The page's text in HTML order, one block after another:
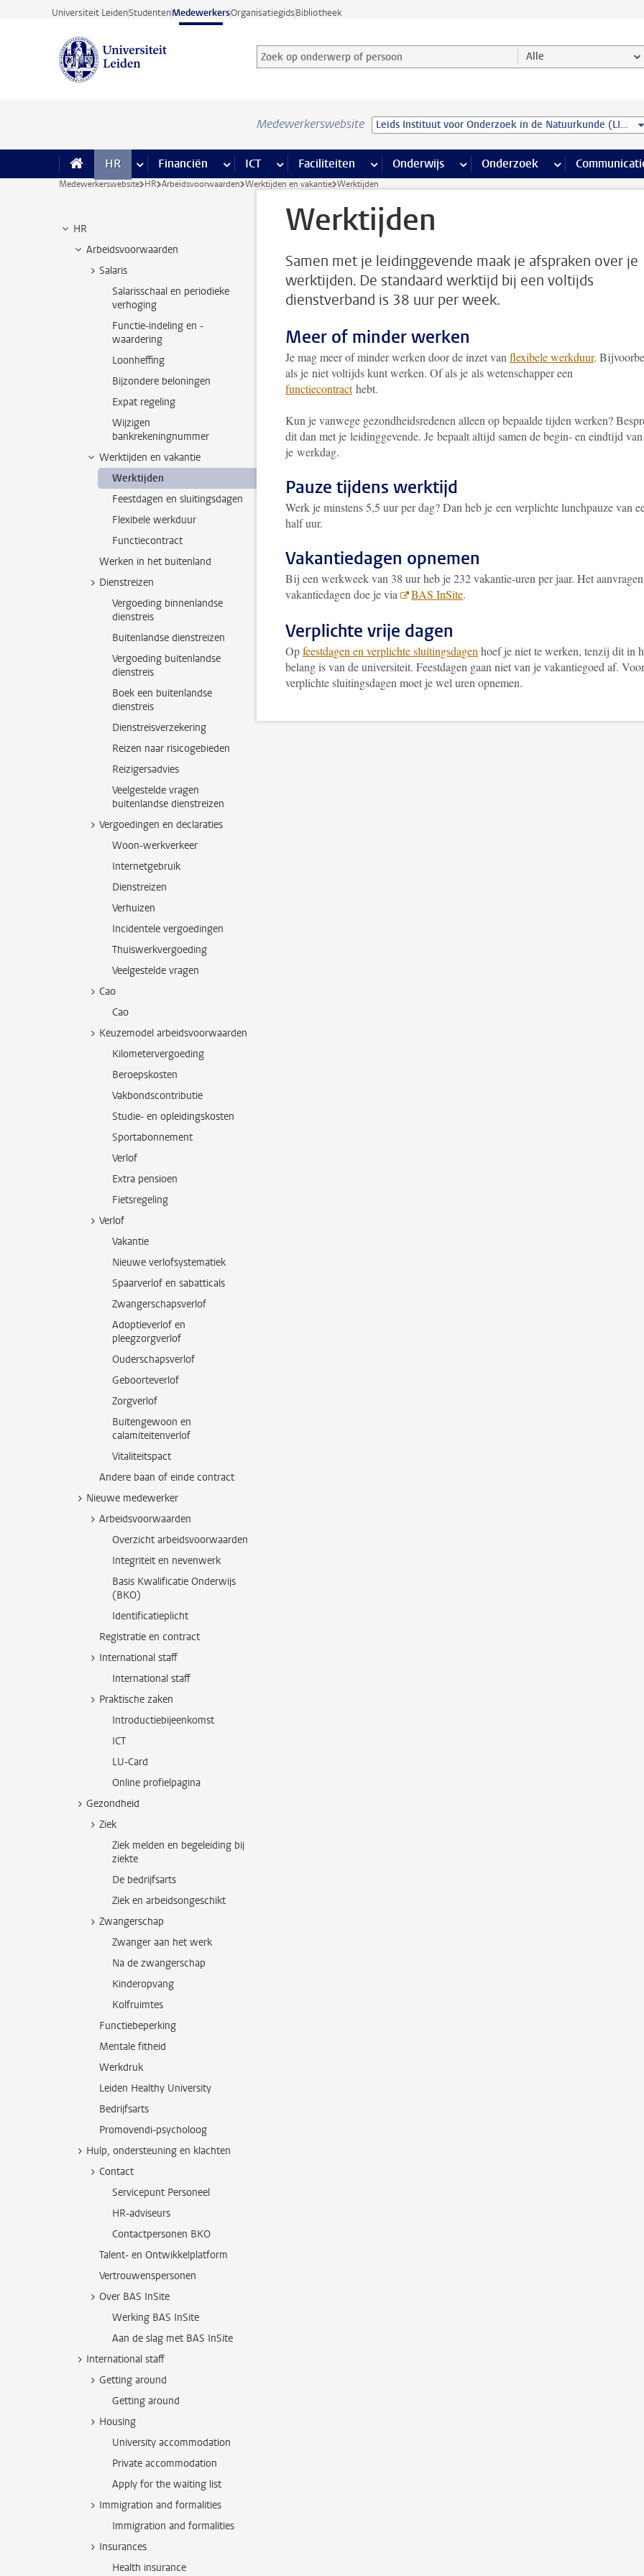
Ga direct naar de inhoud
Universiteit LeidenStudentenMedewerkersOrganisatiegidsBibliotheek
Zoek op onderwerp of persoon en selecteer categorie
Zoekterm Alle
Medewerkerswebsite Leids Instituut voor Onderzoek in de Natuurkunde (LION)
HR meer HR pagina’s
Financiën meer Financiën pagina’s
ICT meer ICT pagina’s
Faciliteiten meer Faciliteiten pagina’s
Onderwijs meer Onderwijs pagina’s
Onderzoek meer Onderzoek
Medewerkerswebsite HR Arbeidsvoorwaarden Werktijden en vakantie Werktijden
HR
Arbeidsvoorwaarden
Salaris
Salarisschaal en periodieke
verhoging
Functie-indeling en -
waardering
Loonheffing
Bijzondere beloningen
Expat regeling
Wijzigen
bankrekeningnummer
Werktijden en vakantie
Werktijden
Feestdagen en sluitingsdagen
Flexibele werkduur
Functiecontract
Werken in het buitenland
Dienstreizen
Vergoeding binnenlandse
dienstreis
Buitenlandse dienstreizen
Vergoeding buitenlandse
dienstreis
Boek een buitenlandse
dienstreis
Dienstreisverzekering
Reizen naar risicogebieden
Reizigersadvies
Veelgestelde vragen
buitenlandse dienstreizen
Vergoedingen en declaraties
Woon-werkverkeer
Internetgebruik
Dienstreizen
Verhuizen
Incidentele vergoedingen
Thuiswerkvergoeding
Veelgestelde vragen
Cao
Cao
Keuzemodel arbeidsvoorwaarden
Kilometervergoeding
Beroepskosten
Vakbondscontributie
Studie- en opleidingskosten
Sportabonnement
Verlof
Extra pensioen
Fietsregeling
Verlof
Vakantie
Nieuwe verlofsystematiek
Spaarverlof en sabatticals
Zwangerschapsverlof
Adoptieverlof en
pleegzorgverlof
Ouderschapsverlof
Geboorteverlof
Zorgverlof
Buitengewoon en
calamiteitenverlof
Vitaliteitspact
Andere baan of einde contract
Nieuwe medewerker
Arbeidsvoorwaarden
Overzicht arbeidsvoorwaarden
Integriteit en nevenwerk
Basis Kwalificatie Onderwijs
(BKO)
Identificatieplicht
Registratie en contract
International staff
International staff
Praktische zaken
Introductiebijeenkomst
ICT
LU-Card
Online profielpagina
Gezondheid
Ziek
Ziek melden en begeleiding bij
ziekte
De bedrijfsarts
Ziek en arbeidsongeschikt
Zwangerschap
Zwanger aan het werk
Na de zwangerschap
Kinderopvang
Kolfruimtes
Functiebeperking
Mentale fitheid
Werkdruk
Leiden Healthy University
Bedrijfsarts
Promovendi-psycholoog
Hulp, ondersteuning en klachten
Contact
Servicepunt Personeel
HR-adviseurs
Contactpersonen BKO
Talent- en Ontwikkelplatform
Vertrouwenspersonen
Over BAS InSite
Werking BAS InSite
Aan de slag met BAS InSite
International staff
Getting around
Getting around
Housing
University accommodation
Private accommodation
Apply for the waiting list
Immigration and formalities
Immigration and formalities
Insurances
Health insurance
Werktijden
Samen met je leidinggevende maak je afspraken over je
werktijden. De standaard werktijd bij een voltijds
dienstverband is 38 uur per week.
Meer of minder werken
Je mag meer of minder werken door de inzet van flexibele werkduur.
als je niet voltijds kunt werken. Of als je als wetenschapper een
functiecontracthebt.
Kun je vanwege gezondheidsredenen alleen op bepaalde tijden werken?
dit dan met je leidinggevende. Je bepaalt altijd samen de begin- en eindtijd van
je werkdag.
Pauze tijdens werktijd
Werk je minstens 5,5 uur per dag? Dan heb je een verplichte lunchpauze van
half uur.
Vakantiedagen opnemen
Bij een werkweek van 38 uur heb je 232 vakantie-uren per jaar. Het
vakantiedagen doe je via
BAS InSite.
Verplichte vrije dagen
Opfeestdagen en verplichte sluitingsdagen hoef je niet te werken, tenzij dit in
belang is van de universiteit. Feestdagen gaan niet van je vakantiegoed af. Voor
verplichte sluitingsdagen moet je wel uren opnemen.